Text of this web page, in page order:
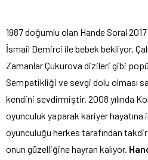
1987 doğumlu olan Hande Soral
İsmail Demirci ile bebek bekliyor.
Zamanlar Çukurova dizileri gibi
Sempatikliği ve sevgi dolu olması
kendini sevdirmiştir. 2008 yılında
oyunculuk yaparak kariyer hayatına
oyunculuğu herkes tarafından
onun güzelliğine hayran kalıyor.